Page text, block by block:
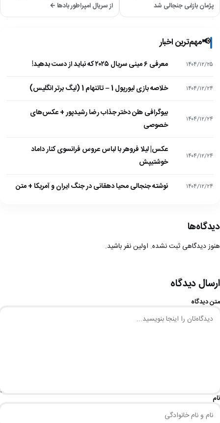
پژمان بازغی جنجالی شد
از سریال امپراطور بادها ←
📢مهم‌ترین اخبار
۱۴۰۴/۱۲/۲۵ معرفی ۶ مینی سریال ۲۰۲۵ که نباید از دست بدهید!
۱۴۰۴/۱۲/۲۴ خلاصه بازی لیورپول 1 – تاتنهام 1 (لیگ برتر انگلیس)
۱۴۰۴/۱۲/۲۴
بیوگرافی هلن دختر جذاب رضا رشیدپور + عکس‌های
خصوصی
۱۴۰۴/۱۲/۲۴
عکس| لیلا فروهر با لباس عروس فرانسوی کنار داماد
خوشتیپش
۱۴۰۴/۱۲/۲۴ نوشته جنجالی محیا دهقانی در جنگ ایران و آمریکا + متن
دیدگاه‌ها
هنوز دیدگاهی ثبت نشده. اولین نفر باشید.
ارسال دیدگاه
متن دیدگاه
نام